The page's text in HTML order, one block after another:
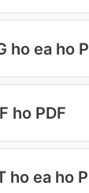
ho ea ho
ho PDF
ho ea ho